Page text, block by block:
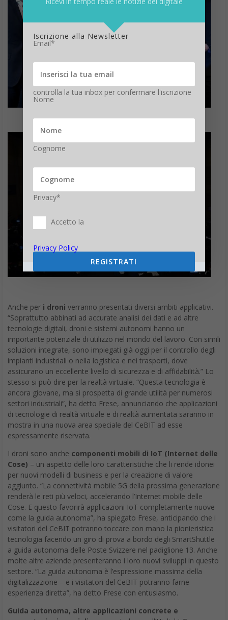
Anche per i droni verranno presentati diversi ambiti applicativi.
“Soprattutto abbinati ad accurate analisi dei dati e ad altre
tecnologie digitali, droni e sistemi autonomi hanno un
importante potenziale di utilizzo nel mondo del lavoro. Con simili
soluzioni integrate, sono impiegati già oggi per il controllo degli
impianti industriali o nella logistica e nei trasporti, dove
assicurano un eccellente livello di sicurezza e di affidabilità.” Lo
stesso si può dire per la realtà virtuale. “Questa tecnologia è
ancora giovane, ma si prospetta di grande utilità per numerosi
settori industriali”, ha detto Frese, annunciando che applicazioni
di tecnologie di realtà virtuale e di realtà aumentata saranno in
mostra in una nuova area speciale del CeBIT ad esse
espressamente riservata.
I droni sono anche componenti mobili di IoT (Internet delle
Cose) – un aspetto delle loro caratteristiche che li rende idonei
per nuovi modelli di business e per la creazione di valore
aggiunto. “La connettività mobile 5G della prossima generazione
renderà le reti più veloci, accelerando l’Internet mobile delle
Cose. E questo favorirà applicazioni IoT completamente nuove
come la guida autonoma”, ha spiegato Frese, anticipando che i
visitatori del CeBIT potranno toccare con mano la pionieristica
tecnologia facendo un giro di prova a bordo degli SmartShuttle
a guida autonoma delle Poste Svizzere nel padiglione 13. Anche
molte altre aziende presenteranno i loro nuovi sviluppi in questo
settore. “La guida autonoma è l’espressione massima della
digitalizzazione – e i visitatori del CeBIT potranno farne
esperienza diretta”, ha detto Frese con entusiasmo.
Guida autonoma, altre applicazioni concrete e
Iscrizione alla Newsletter
Email*
controlla la tua inbox per confermare l'iscrizione
Nome
Cognome
Privacy*
Accetto la
Privacy Policy
REGISTRATI